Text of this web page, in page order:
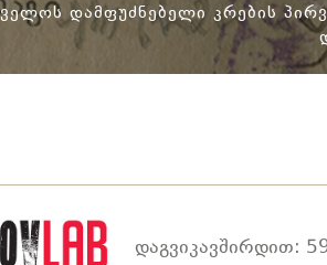
დამფუძნებელი კრების
დაგვიკავშირდით: